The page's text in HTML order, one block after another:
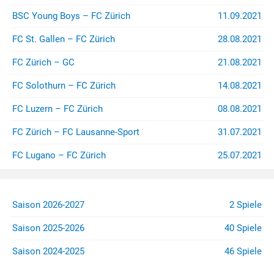
BSC Young Boys – FC Zürich 11.09.2021
FC St. Gallen – FC Zürich 28.08.2021
FC Zürich – GC 21.08.2021
FC Solothurn – FC Zürich 14.08.2021
FC Luzern – FC Zürich 08.08.2021
FC Zürich – FC Lausanne-Sport 31.07.2021
FC Lugano – FC Zürich 25.07.2021
Saison 2026-2027 2 Spiele
Saison 2025-2026 40 Spiele
Saison 2024-2025 46 Spiele